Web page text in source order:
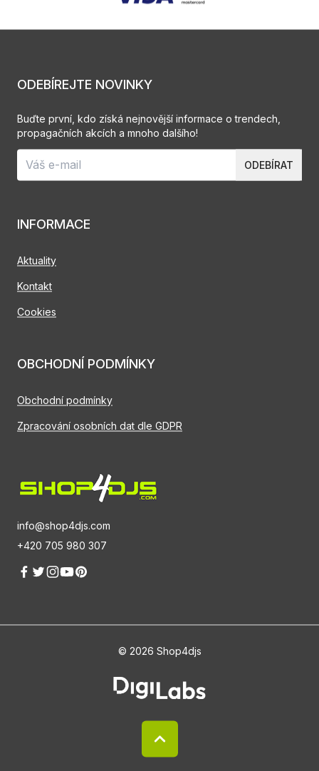
info@shop4djs.com
+420 705 980 307
INFORMACE
Aktuality
Kontakt
Cookies
OBCHODNÍ PODMÍNKY
Obchodní podmínky
Zpracování osobních dat dle GDPR
ODEBÍREJTE NOVINKY
Buďte první, kdo získá nejnovější informace o trendech,
propagačních akcích a mnoho dalšího!
ODEBÍRAT
© 2026 Shop4djs